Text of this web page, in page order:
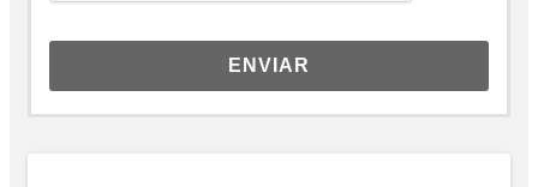
ENVIAR